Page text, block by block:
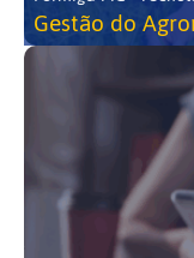
Gestão do